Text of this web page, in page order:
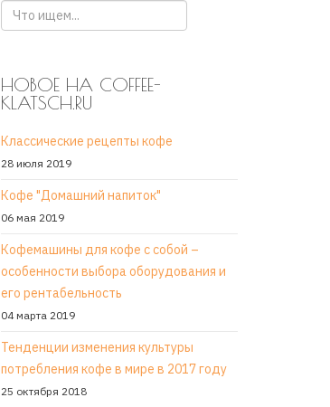
НОВОЕ НА COFFEE-
KLATSCH.RU
Классические рецепты кофе
28 июля 2019
Кофе "Домашний напиток"
06 мая 2019
Кофемашины для кофе с собой –
особенности выбора оборудования и
его рентабельность
04 марта 2019
Тенденции изменения культуры
потребления кофе в мире в 2017 году
25 октября 2018